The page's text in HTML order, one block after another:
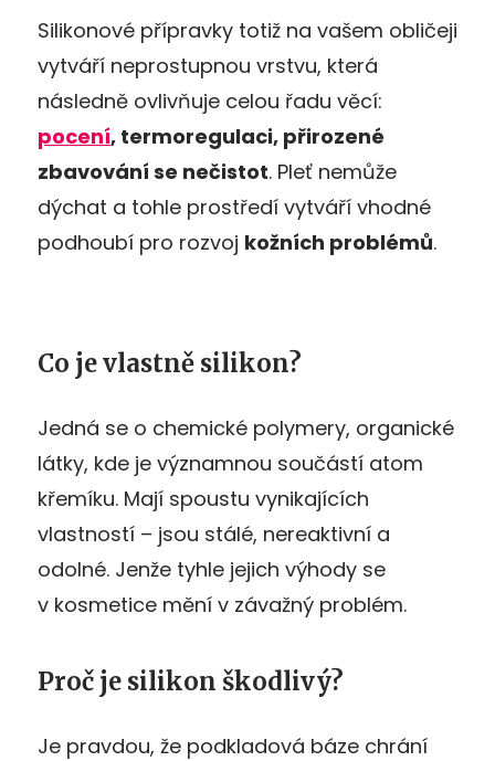
Silikonové přípravky totiž na vašem obličeji
vytváří neprostupnou vrstvu, která
následně ovlivňuje celou řadu věcí:
pocení, termoregulaci, přirozené
zbavování se nečistot. Pleť nemůže
dýchat a tohle prostředí vytváří vhodné
podhoubí pro rozvoj kožních problémů.
Co je vlastně silikon?
Jedná se o chemické polymery, organické
látky, kde je významnou součástí atom
křemíku. Mají spoustu vynikajících
vlastností – jsou stálé, nereaktivní a
odolné. Jenže tyhle jejich výhody se
v kosmetice mění v závažný problém.
Proč je silikon škodlivý?
Je pravdou, že podkladová báze chrání